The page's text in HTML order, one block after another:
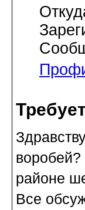
воробей?
районе
Все